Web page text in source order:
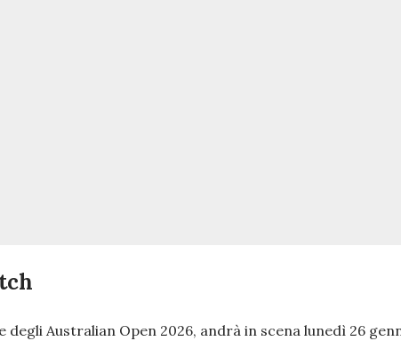
Australian Open 2026, andrà in scena lunedì 26